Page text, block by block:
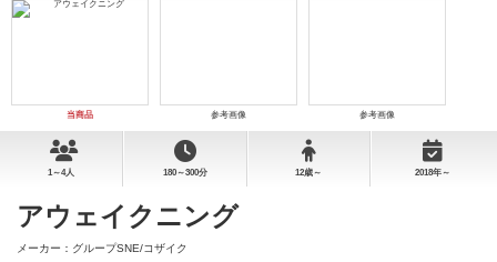
当商品 参考画像 参考画像
1～4人 180～300分 12歳～ 2018年～
アウェイクニング
メーカー：グループSNE/コザイク